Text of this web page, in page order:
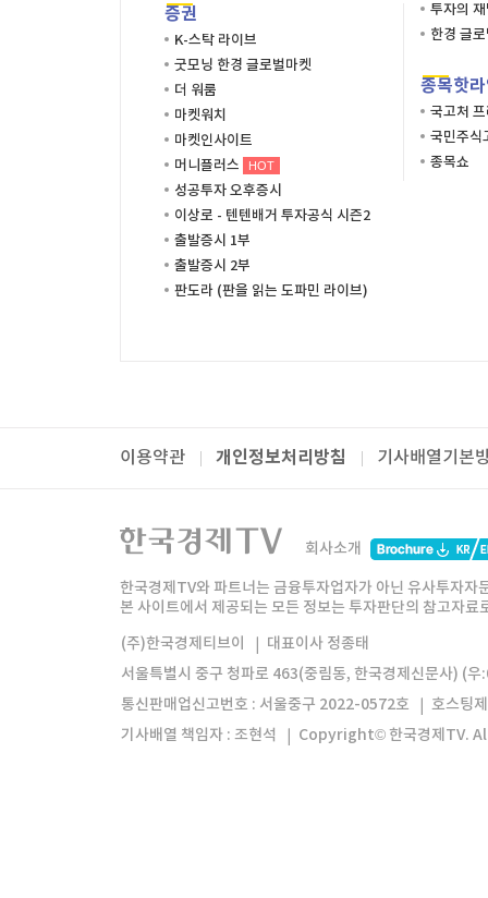
증권
K-스탁 라이브
굿모닝 한경 글로벌마켓
더 워룸
마켓워치
마켓인사이트
머니플러스
HOT
성공투자 오후증시
이상로 - 텐텐배거 투자공식 시즌2
출발증시 1부
출발증시 2부
판도라 (판을 읽는 도파민 라이브)
투자의
한경 글
종목핫
국고처
국민주식
종목쇼
이용약관 개인정보처리방침 기사배열기본
패밀리사이트
한국경제TV
한경미디어그룹 한국경제신문 한국경제
모바일앱 한국경제TV앱
회사소개
한국경제TV와 파트너는 금융투자업자가 아닌 유사투자
본 사이트에서 제공되는 모든 정보는 투자판단의 참고자
(주)한국경제티브이
대표이사 정종태
서울특별시 중구 청파로 463(중림동, 한국경제신문사) (
통신판매업신고번호 : 서울중구 2022-0572호
호스팅
기사배열 책임자 : 조현석
Copyright© 한국경제TV.